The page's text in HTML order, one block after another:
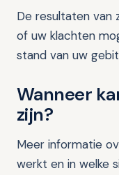
De resultaten van
of uw klachten
stand van uw
Wanneer
zijn?
Meer informatie
werkt en in welke